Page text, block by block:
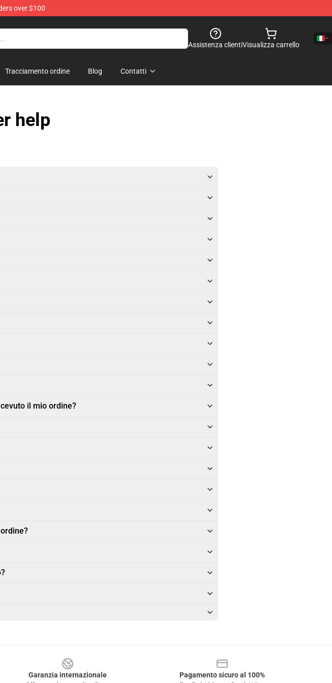
over $100
Assistenza clientiVisualizza carrello
Tracciamento ordine Blog Contatti
help
il mio ordine?
Garanzia internazionale
Pagamento sicuro al 100%